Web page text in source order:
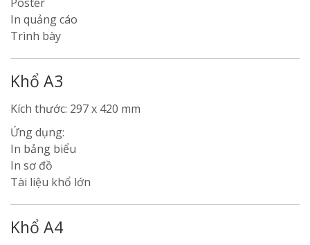
In quảng cáo
Trình bày
Khổ A3
Kích thước: 297 x 420 mm
Ứng dụng:
In bảng biểu
In sơ đồ
Tài liệu khổ lớn
Khổ A4